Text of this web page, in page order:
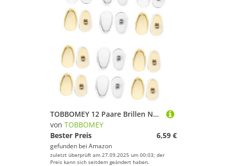
TOBBOMEY 12 Paare Brillen Nasenpads Silikon Anti rutsch Weiche Nasenpolster für Brillen Zubehör Komfortabel Haltbar Keine Druckstellen
von TOBBOMEY
Bester Preis
6,59 €
gefunden bei Amazon
zuletzt überprüft am 27.09.2025 um 00:03; der
Preis kann sich seitdem geändert haben.